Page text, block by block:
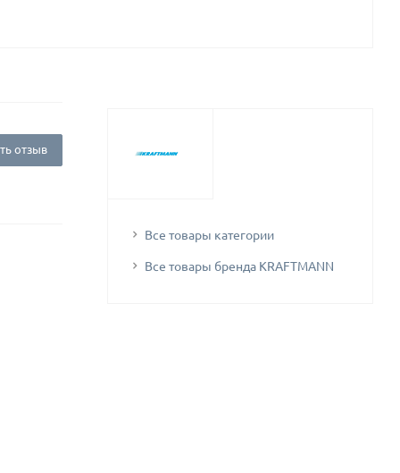
отзыв
Все товары категории
Все товары бренда KRAFTMANN